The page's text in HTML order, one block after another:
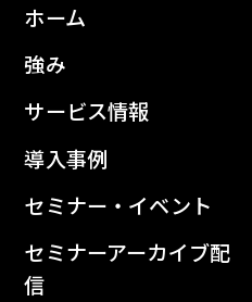
ホーム
強み
サービス情報
導入事例
セミナー・イベント
セミナーアーカイブ配
信